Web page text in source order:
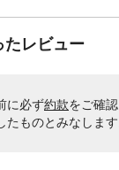
たレビュー
に必ず約款をご確
ものとみなします